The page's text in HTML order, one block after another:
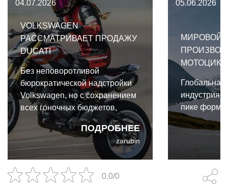
04.07.2026
VOLKSWAGEN
РАССМАТРИВАЕТ ПРОДАЖУ
DUCATI
ПОДРОБНЕЕ
Без неповоротливой
бюрократической надстройки
Volkswagen, но с сохранением
всех гоночных бюджетов,
Ducati вполне способна
расцвести как независимый
игрок.
zarubin
05.06.2026
МИРОВОЙ
Глобальная
индустрия
пике
0.0/0